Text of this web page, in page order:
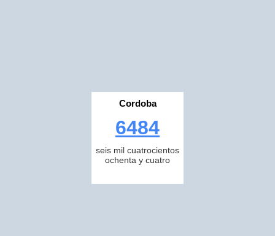
Cordoba
6484
seis mil cuatrocientos
ochenta y cuatro